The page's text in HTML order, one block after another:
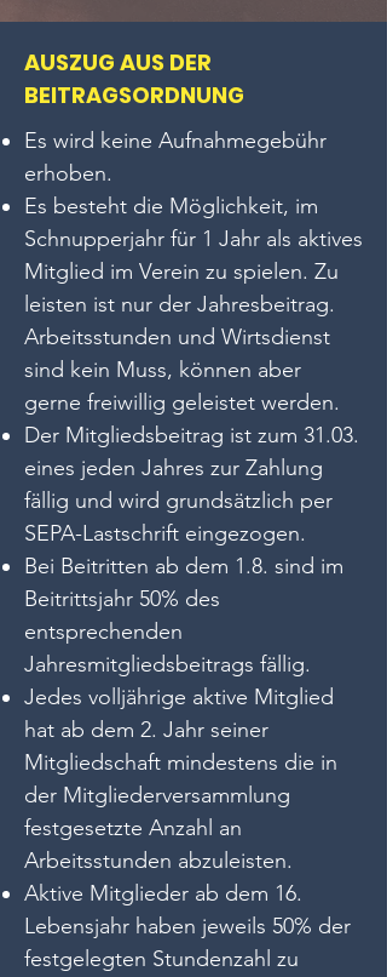
AUSZUG AUS DER
BEITRAGSORDNUNG
Es wird keine Aufnahmegebühr
erhoben.
Es besteht die Möglichkeit, im
Schnupperjahr für 1 Jahr als aktives
Mitglied im Verein zu spielen. Zu
leisten ist nur der Jahresbeitrag.
Arbeitsstunden und Wirtsdienst
sind kein Muss, können aber
gerne freiwillig geleistet werden.
Der Mitgliedsbeitrag ist zum 31.03.
eines jeden Jahres zur Zahlung
fällig und wird grundsätzlich per
SEPA-Lastschrift eingezogen.
Bei Beitritten ab dem 1.8. sind im
Beitrittsjahr 50% des
entsprechenden
Jahresmitgliedsbeitrags fällig.
Jedes volljährige aktive Mitglied
hat ab dem 2. Jahr seiner
Mitgliedschaft mindestens die in
der Mitgliederversammlung
festgesetzte Anzahl an
Arbeitsstunden abzuleisten.
Aktive Mitglieder ab dem 16.
Lebensjahr haben jeweils 50% der
festgelegten Stundenzahl zu